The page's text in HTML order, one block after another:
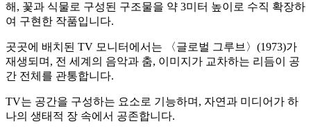
해, 꽃과 식물로 구성된 구조물을 약 3미터 높이로 수직 확장하
여 구현한 작품입니다.
곳곳에 배치된 TV 모니터에서는 〈글로벌 그루브〉(1973)가
재생되며, 전 세계의 음악과 춤, 이미지가 교차하는 리듬이 공
간 전체를 관통합니다.
TV는 공간을 구성하는 요소로 기능하며, 자연과 미디어가 하
나의 생태적 장 속에서 공존합니다.